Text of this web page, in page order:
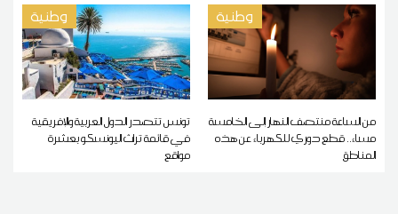
وطنية
من الساعة منتصف النهار إلى الخامسة
مساء.. قطع دوري للكهرباء عن هذه
المناطق
وطنية
تونس تتصدر الدول العربية والإفريقية
في قائمة تراث اليونسكو بعشرة
مواقع